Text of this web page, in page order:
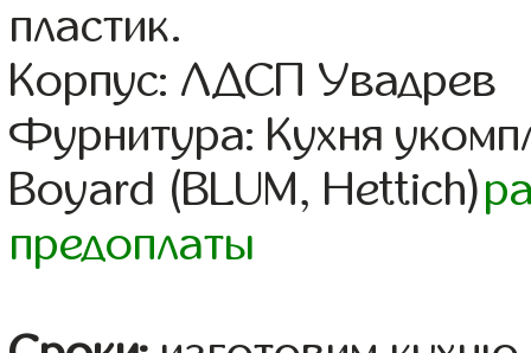
пластик.
Корпус: ЛДСП Увадрев
Фурнитура: Кухня
Boyard (BLUM, Hettich)
предоплаты